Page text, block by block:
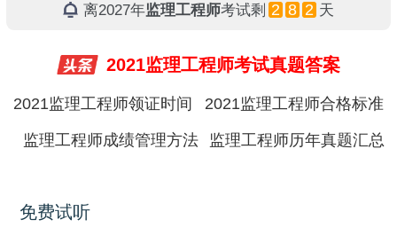
离2027年监理工程师考试剩 2 8 2 天
2021监理工程师考试真题答案
2021监理工程师领证时间 2021监理工程师合格标准
监理工程师成绩管理方法 监理工程师历年真题汇总
免费试听